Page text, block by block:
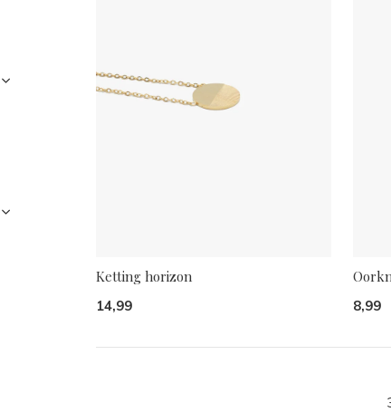
Ketting horizon
14,99 8,99